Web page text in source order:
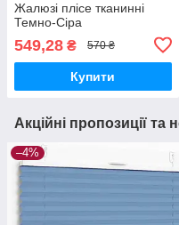
Жалюзі плісе тканинні
Темно-Сіра
549,28 ₴ 570 ₴
Купити
Акційні пропозиції та
–4%